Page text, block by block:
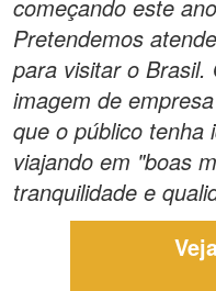
começando este
Pretendemos
para visitar o
imagem de
que o público tenha
viajando em "boas
tranquilidade e